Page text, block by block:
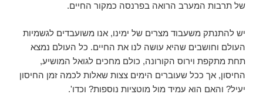
של תרבות המערב הרואה בפרנסה כמקור החיים.
יש להתנתק משעבוד מצרים של ימינו, אנו משועבדים לגשמיות
העולם וחושבים שהיא עושה לנו את החיים. כל העולם נמצא
תחת מתקפת וירוס הקורונה, כולם מחכים לגואל המושיע,
החיסון, אך ככל שעוברים הימים צצות שאלות לכמה זמן החיסון
יעיל? והאם הוא עמיד מול מוטציות נוספות? וכדו'.